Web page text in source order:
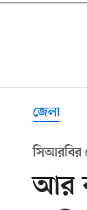
জেলা
আর